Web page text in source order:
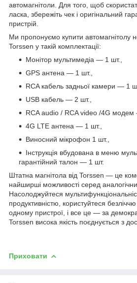
автомагнітоли. Для того, щоб
ласка, збережіть чек і оригінальний
пристрій.
Ми пропонуємо купити автомагнітолу
Torssen у такій комплектації:
Монітор мультимедіа — 1 шт.,
GPS антена — 1 шт.,
RCA кабель задньої камери — 1
USB кабель — 2 шт.,
RCA audio / RCA video /4G модем
4G LTE антена — 1 шт.,
Виносний мікрофон 1 шт.,
Інструкція вбудована в меню
гарантійний талон — 1 шт.
Штатна магнітола від Torssen — це
найширші можливості серед
Насолоджуйтеся
продуктивністю, користуйтеся
одному пристрої, і все це — за
Torssen висока якість поєднується з
Приховати